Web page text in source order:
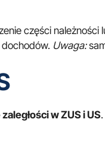
części należności
Uwaga:
w ZUS i US